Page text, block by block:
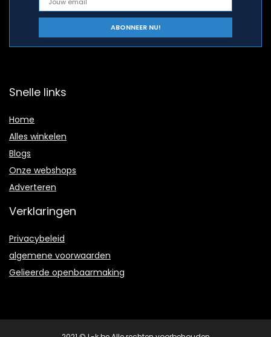
Snelle links
Home
Alles winkelen
Blogs
Onze webshops
Adverteren
Verklaringen
Privacybeleid
algemene voorwaarden
Gelieerde openbaarmaking